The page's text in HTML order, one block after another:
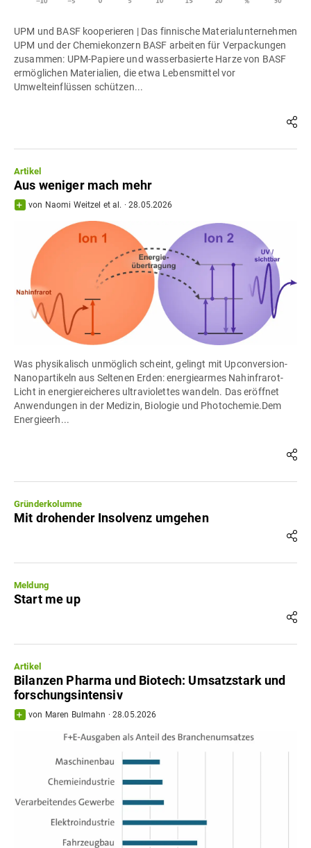
UPM und BASF kooperieren | Das finnische Materialunternehmen
UPM und der Chemiekonzern BASF arbeiten für Verpackungen
zusammen: UPM-Papiere und wasserbasierte Harze von BASF
ermöglichen Materialien, die etwa Lebensmittel vor
Umwelteinflüssen schützen...
Artikel
Aus weniger mach mehr
von Naomi Weitzel et al. ·28.05.2026
Was physikalisch unmöglich scheint, gelingt mit Upconversion-
Nanopartikeln aus Seltenen Erden: energiearmes Nahinfrarot-
Licht in energiereicheres ultraviolettes wandeln. Das eröffnet
Anwendungen in der Medizin, Biologie und Photochemie.Dem
Energieerh...
Gründerkolumne
Mit drohender Insolvenz umgehen
Meldung
Start me up
Artikel
Bilanzen Pharma und Biotech: Umsatzstark und
forschungsintensiv
von Maren Bulmahn ·28.05.2026